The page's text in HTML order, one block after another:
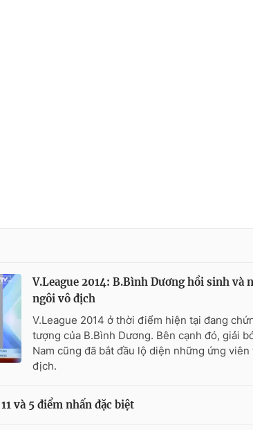
V.League 2014: B.Bình Dương hồi sinh và
ngôi vô địch
V.League 2014 ở thời điểm hiện tại đang
tượng của B.Bình Dương. Bên cạnh đó, giải
Nam cũng đã bắt đầu lộ diện những ứng
địch.
và 5 điểm nhấn đặc biệt